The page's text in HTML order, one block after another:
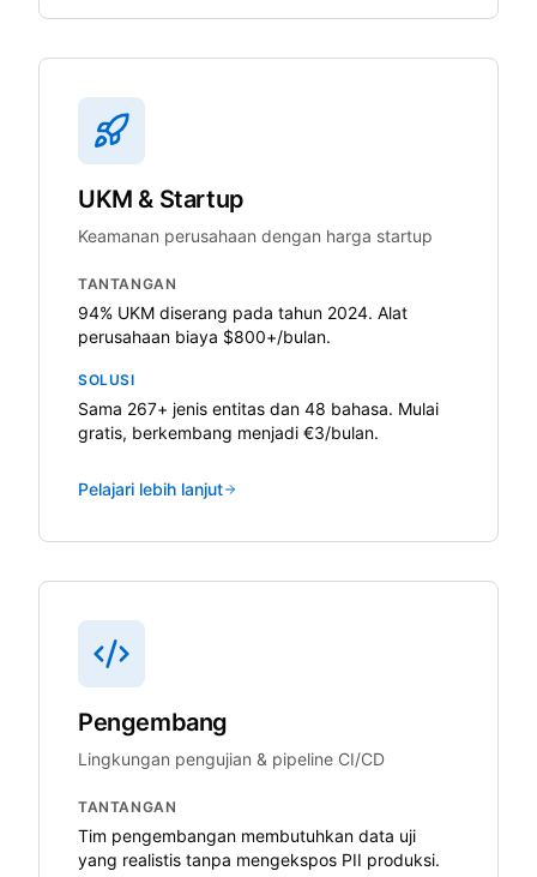
UKM & Startup
Keamanan perusahaan dengan harga startup
TANTANGAN
94% UKM diserang pada tahun 2024. Alat
perusahaan biaya $800+/bulan.
SOLUSI
Sama 267+ jenis entitas dan 48 bahasa. Mulai
gratis, berkembang menjadi €3/bulan.
Pelajari lebih lanjut
Pengembang
Lingkungan pengujian & pipeline CI/CD
TANTANGAN
Tim pengembangan membutuhkan data uji
yang realistis tanpa mengekspos PII produksi.